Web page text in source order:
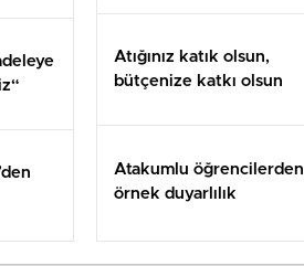
Atığınız katık olsun,
bütçenize katkı olsun
Atakumlu öğrencilerden
örnek duyarlılık